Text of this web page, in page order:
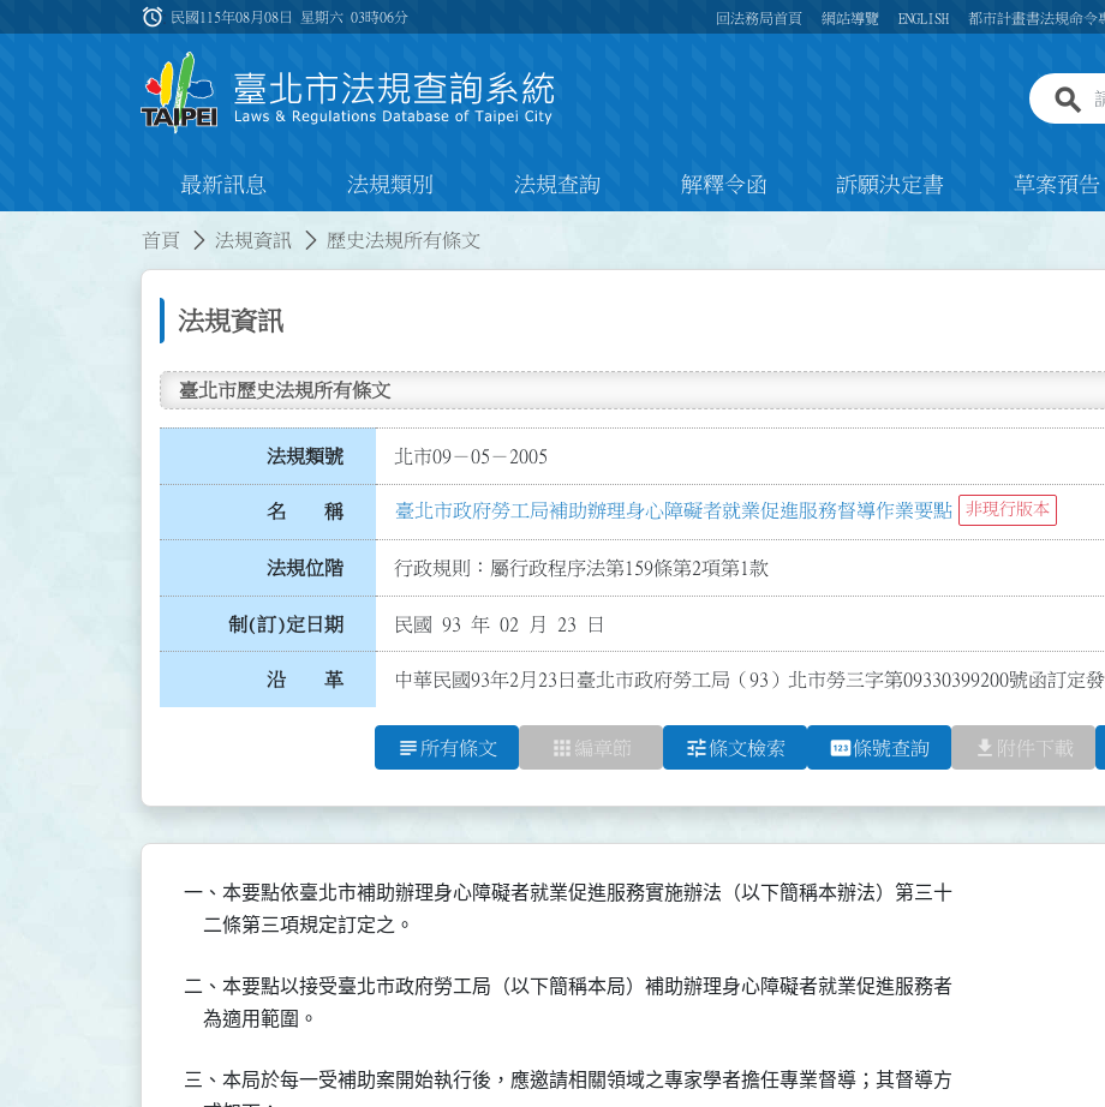
:::
alarm 民國115年08月08日 星期六03時06分 回法務局首頁 網站導覽 ENGLISH 都市計畫書法規命令
最新訊息 法規類別 法規查詢 解釋令函 訴願決定書 草案預告
首頁 法規資訊 歷史法規所有條文
法規資訊
臺北市歷史法規所有條文
法規類號 北市09－05－2005
名 稱 臺北市政府勞工局補助辦理身心障礙者就業促進服務督導作業要點 非現行版本
法規位階 行政規則：屬行政程序法第159條第2項第1款
制(訂)定日期 民國 93 年 02 月 23 日
沿 革 中華民國93年2月23日臺北市政府勞工局（93）北市勞三字第09330399200號函訂定
subject 所有條文 apps 編章節 tune條文檢索 pin條號查詢 file_download 附件下載
一、本要點依臺北市補助辦理身心障礙者就業促進服務實施辦法（以下簡稱本辦法）第三十
二、本要點以接受臺北市政府勞工局（以下簡稱本局）補助辦理身心障礙者就業促進服務者
三、本局於每一受補助案開始執行後，應邀請相關領域之專家學者擔任專業督導；其督導方